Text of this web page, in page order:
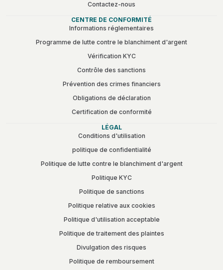
Contactez-nous
CENTRE DE CONFORMITÉ
Informations réglementaires
Programme de lutte contre le blanchiment d'argent
Vérification KYC
Contrôle des sanctions
Prévention des crimes financiers
Obligations de déclaration
Certification de conformité
LÉGAL
Conditions d'utilisation
politique de confidentialité
Politique de lutte contre le blanchiment d'argent
Politique KYC
Politique de sanctions
Politique relative aux cookies
Politique d'utilisation acceptable
Politique de traitement des plaintes
Divulgation des risques
Politique de remboursement